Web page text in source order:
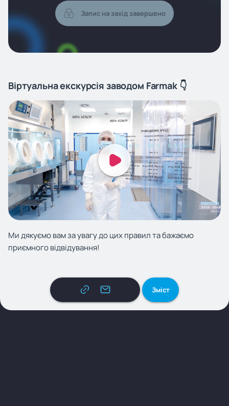
Запис на захід завершено
Віртуальна екскурсія заводом Farmak 👇
Ми дякуємо вам за увагу до цих правил та бажаємо
приємного відвідування!
Зміст